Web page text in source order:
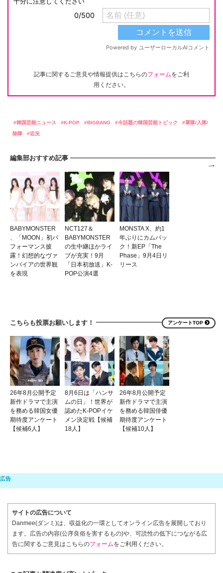
記事に関するご意見や情報提供はこちらのフォームをご利
用ください。
韓国芸能ニュース K-POP BIGBANG 今話題の韓国芸能トピック
軍隊/入隊/
除隊
近況
編集部おすすめ記事
BABYMONSTER
、「MOON」初パ
フォーマンス披
露！幻想的なヴァ
ンパイアの世界観
を表現
NCT127＆
BABYMONSTER
の生中継ほかライ
ブが充実！9月
「日本初放送」K-
POP公演4選
MONSTA X、約1
年ぶりにカムバッ
ク！新EP「The
Phase」9月4日リ
リース
こちらも投票お願いします！ アンケートTOP
26年8月公開予定
新作ドラマで主演
を務める韓国女優
期待度アンケート
【候補6人】
8月6日は「ハンサ
ムの日」！世界が
認めたK-POPイケ
メン決定戦【候補
18人】
26年8月公開予定
新作ドラマで主演
を務める韓国俳優
期待度アンケート
【候補10人】
サイトの広告について
Danmee(ダンミ)は、収益化の一環としてオンライン広告を展開しており
ます。広告の内容(公序良俗を害するもの)や、可読性の低下につながる広
告に関するご意見はこちらのフォームをご利用ください。